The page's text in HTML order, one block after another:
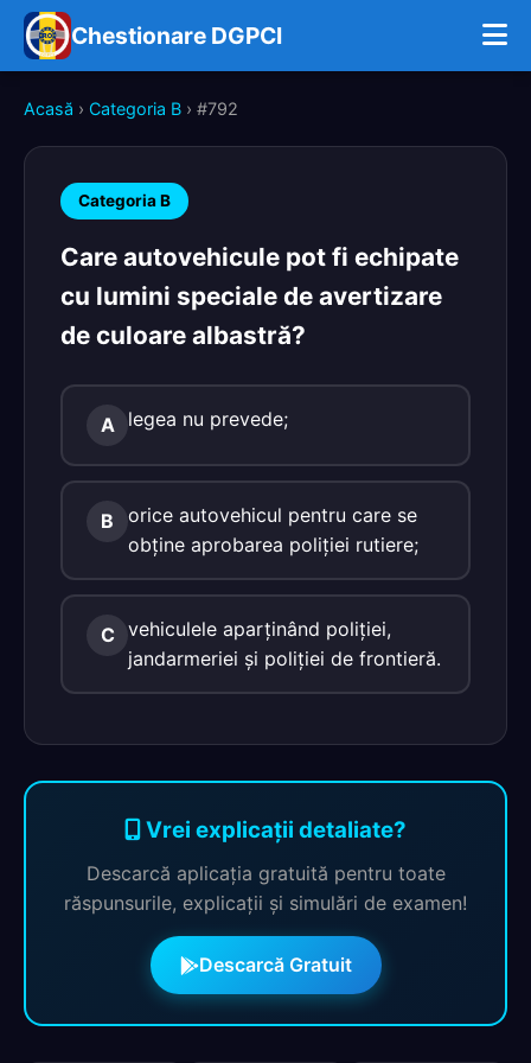
Chestionare DGPCI
Acasă › Categoria B › #792
Categoria B
Care autovehicule pot fi echipate
cu lumini speciale de avertizare
de culoare albastră?
A legea nu prevede;
B
orice autovehicul pentru care se
obţine aprobarea poliţiei rutiere;
C vehiculele aparţinând poliţiei,
jandarmeriei şi poliţiei de frontieră.
Vrei explicații detaliate?
Descarcă aplicația gratuită pentru toate
răspunsurile, explicații și simulări de examen!
Descarcă Gratuit